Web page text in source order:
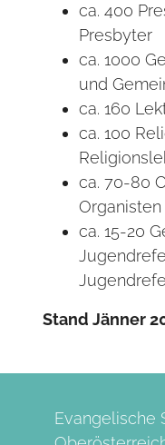
ca. 400
Presbyter
ca. 1000
und
ca. 160
ca. 100
ca. 70-80
ca. 15-20
Stand Jänner
Evangelische